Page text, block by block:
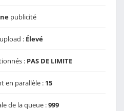
publicité
: Élevé
: PAS DE LIMITE
en parallèle : 15
de la queue :999